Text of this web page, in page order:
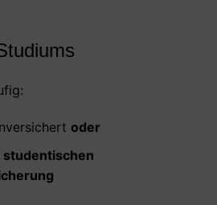
oder
studentischen